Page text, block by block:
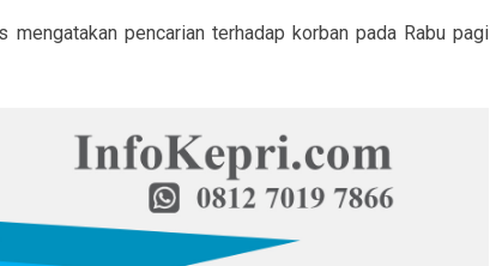
mengatakan pencarian terhadap korban pada Rabu pagi